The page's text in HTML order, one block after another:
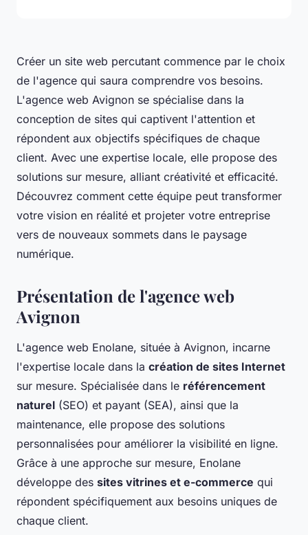
Créer un site web percutant commence par le choix
de l'agence qui saura comprendre vos besoins.
L'agence web Avignon se spécialise dans la
conception de sites qui captivent l'attention et
répondent aux objectifs spécifiques de chaque
client. Avec une expertise locale, elle propose des
solutions sur mesure, alliant créativité et efficacité.
Découvrez comment cette équipe peut transformer
votre vision en réalité et projeter votre entreprise
vers de nouveaux sommets dans le paysage
numérique.
Présentation de l'agence web
Avignon
L'agence web Enolane, située à Avignon, incarne
l'expertise locale dans la création de sites Internet
sur mesure. Spécialisée dans le référencement
naturel (SEO) et payant (SEA), ainsi que la
maintenance, elle propose des solutions
personnalisées pour améliorer la visibilité en ligne.
Grâce à une approche sur mesure, Enolane
développe des sites vitrines et e-commerce qui
répondent spécifiquement aux besoins uniques de
chaque client.